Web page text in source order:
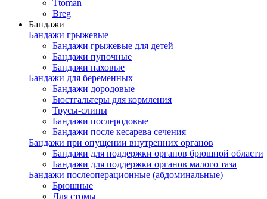
Ttoman
Breg
Бандажи
Бандажи грыжевые
Бандажи грыжевые для детей
Бандажи пупочные
Бандажи паховые
Бандажи для беременных
Бандажи дородовые
Бюстгальтеры для кормления
Трусы-слипы
Бандажи послеродовые
Бандажи после кесарева сечения
Бандажи при опущении внутренних органов
Бандажи для поддержки органов брюшной области
Бандажи для поддержки органов малого таза
Бандажи послеоперационные (абдоминальные)
Брюшные
Для стомы